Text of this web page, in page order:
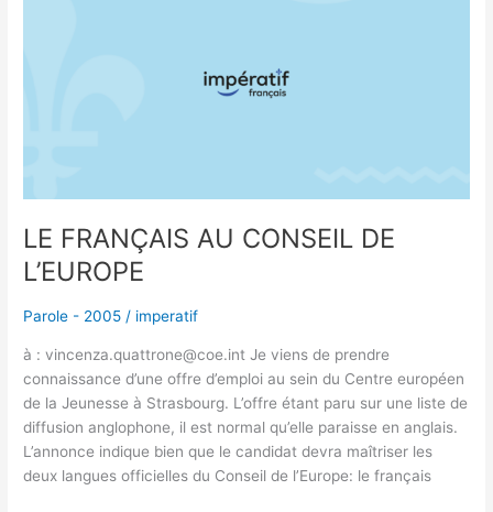
LE FRANÇAIS AU CONSEIL DE
L’EUROPE
Parole - 2005 / imperatif
à : vincenza.quattrone@coe.int Je viens de prendre
connaissance d’une offre d’emploi au sein du Centre européen
de la Jeunesse à Strasbourg. L’offre étant paru sur une liste de
diffusion anglophone, il est normal qu’elle paraisse en anglais.
L’annonce indique bien que le candidat devra maîtriser les
deux langues officielles du Conseil de l’Europe: le français